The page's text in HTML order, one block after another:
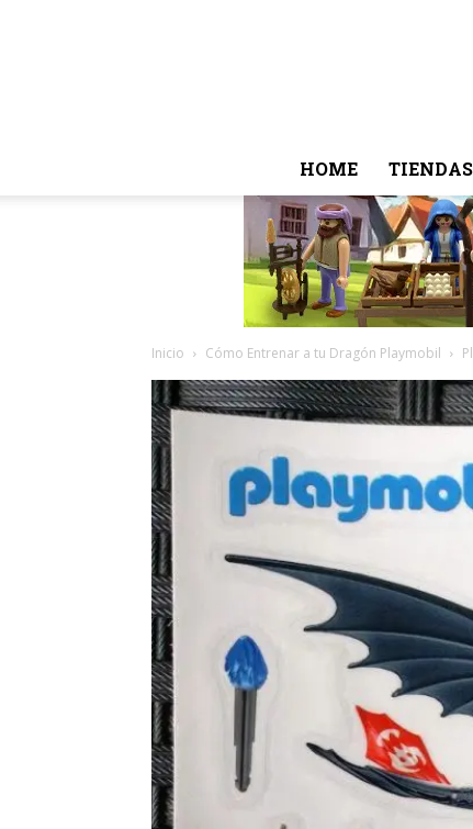
HOME TIENDAS
Inicio Cómo Entrenar a tu Dragón Playmobil